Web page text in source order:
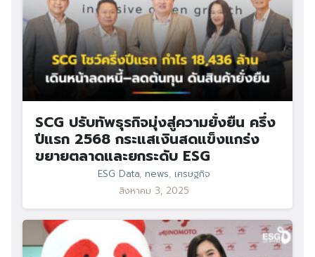
SCG ปรับทัพธุรกิจมุ่งสู่ความยั่งยืน ครึ่ง
ปีแรก 2568 กระแสเงินสดแข็งแกร่ง
ขยายตลาดและยกระดับ ESG
ESG Data, news, เศรษฐกิจ
สิงหาคม 3, 2025